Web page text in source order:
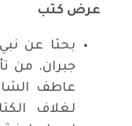
عرض كتب
بحثا عن
جبران. من
عاطف
لغلاف